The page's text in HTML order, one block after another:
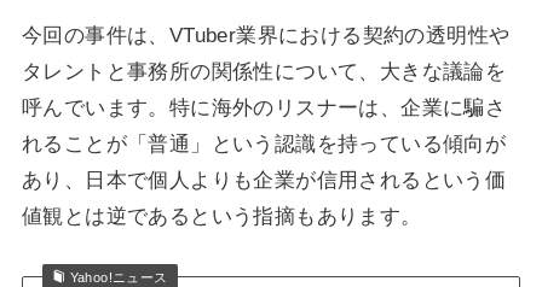
今回の事件は、VTuber業界における契約の透明性や
タレントと事務所の関係性について、大きな議論を
呼んでいます。特に海外のリスナーは、企業に騙さ
れることが「普通」という認識を持っている傾向が
あり、日本で個人よりも企業が信用されるという価
値観とは逆であるという指摘もあります。
Yahoo!ニュース